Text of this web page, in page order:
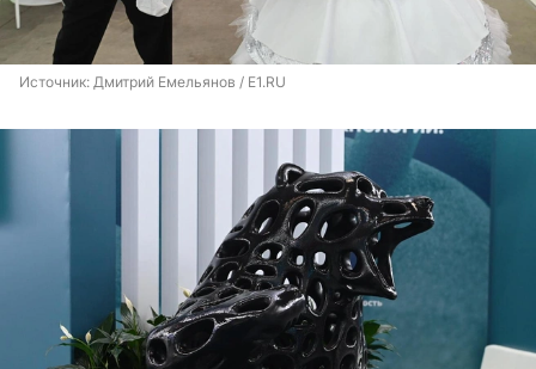
Источник: Дмитрий Емельянов / E1.RU